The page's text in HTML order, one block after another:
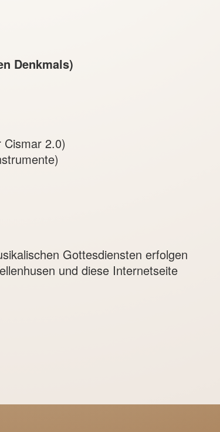
Denkmals)
2.0)
Gottesdiensten erfolgen
und diese Internetseite